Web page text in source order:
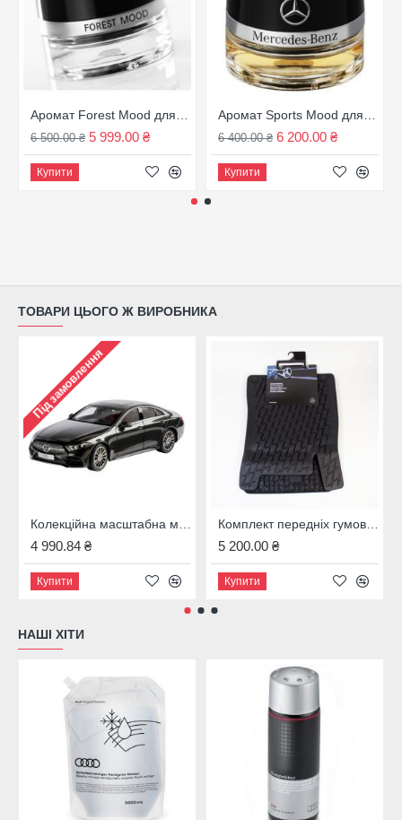
6 500.00 ₴ 5 999.00 ₴
Купити
6 400.00 ₴ 6 200.00 ₴
Купити
ТОВАРИ ЦЬОГО Ж ВИРОБНИКА
Під замовлення
Колекційна масштабна модель Mercedes-Benz CLS Coup? AMG Line (C257), масштаб 1:18, сірий графіт, B66960546
4 990.84 ₴
Купити
Комплект передніх гумових ковриків MERCEDES-BENZ A-KLASSE W177 V177
5 200.00 ₴
Купити
НАШІ ХІТИ